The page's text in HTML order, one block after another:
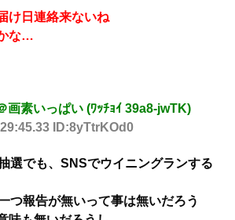
け日連絡来ないね
な…
画素いっぱい (ﾜｯﾁｮｲ 39a8-jwTK)
ID:8yTtrKOd0
選でも、SNSでウイニングランする
つ報告が無いって事は無いだろう